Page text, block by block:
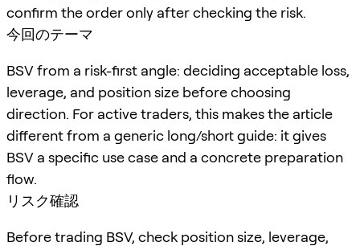
confirm the order only after checking the risk.
今回のテーマ
BSV from a risk-first angle: deciding acceptable loss,
leverage, and position size before choosing
direction. For active traders, this makes the article
different from a generic long/short guide: it gives
BSV a specific use case and a concrete preparation
flow.
リスク確認
Before trading BSV, check position size, leverage,